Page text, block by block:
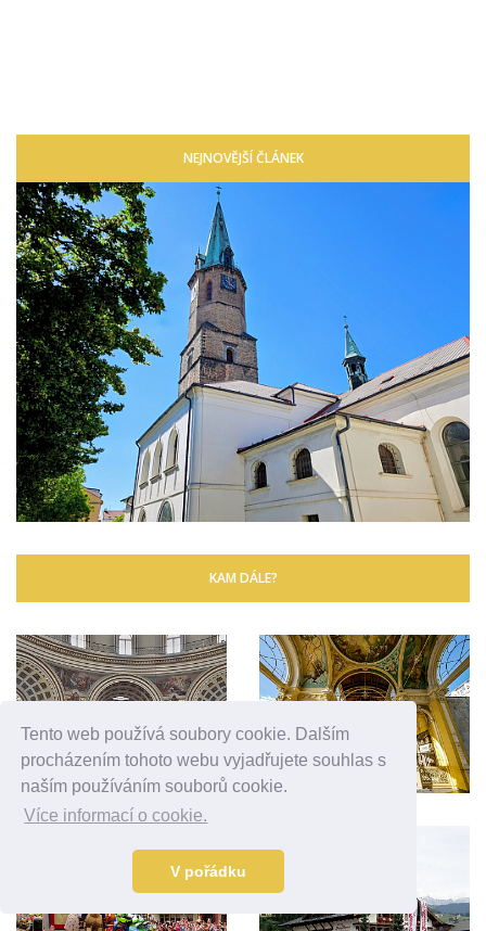
Tento web používá soubory cookie. Dalším
procházením tohoto webu vyjadřujete souhlas s
naším používáním souborů cookie.
Více informací o cookie.
V pořádku
NEJNOVĚJŠÍ ČLÁNEK
KAM DÁLE?